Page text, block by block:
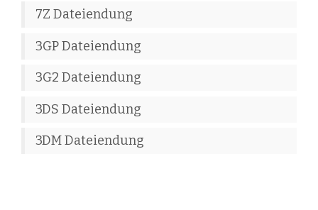
7Z Dateiendung
3GP Dateiendung
3G2 Dateiendung
3DS Dateiendung
3DM Dateiendung